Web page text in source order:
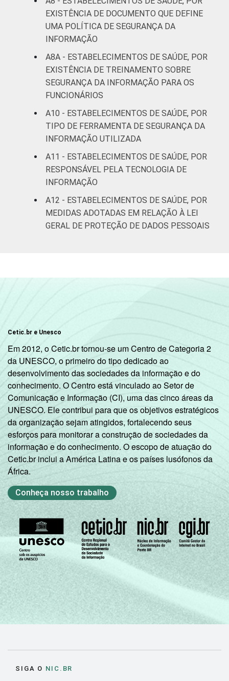
EXISTÊNCIA DE DOCUMENTO QUE DEFINE
UMA POLÍTICA DE SEGURANÇA DA
INFORMAÇÃO
A8A - ESTABELECIMENTOS DE SAÚDE, POR
EXISTÊNCIA DE TREINAMENTO SOBRE
SEGURANÇA DA INFORMAÇÃO PARA OS
FUNCIONÁRIOS
A10 - ESTABELECIMENTOS DE SAÚDE, POR
TIPO DE FERRAMENTA DE SEGURANÇA DA
INFORMAÇÃO UTILIZADA
A11 - ESTABELECIMENTOS DE SAÚDE, POR
RESPONSÁVEL PELA TECNOLOGIA DE
INFORMAÇÃO
A12 - ESTABELECIMENTOS DE SAÚDE, POR
MEDIDAS ADOTADAS EM RELAÇÃO À LEI
GERAL DE PROTEÇÃO DE DADOS PESSOAIS
Cetic.br e Unesco
Em 2012, o Cetic.br tornou-se um Centro de Categoria 2
da UNESCO, o primeiro do tipo dedicado ao
desenvolvimento das sociedades da informação e do
conhecimento. O Centro está vinculado ao Setor de
Comunicação e Informação (CI), uma das cinco áreas da
UNESCO. Ele contribui para que os objetivos estratégicos
da organização sejam atingidos, fortalecendo seus
esforços para monitorar a construção de sociedades da
informação e do conhecimento. O escopo de atuação do
Cetic.br inclui a América Latina e os países lusófonos da
África.
Conheça nosso trabalho
SIGA O NIC.BR